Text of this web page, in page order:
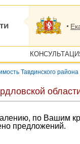
Тавдинского района
по Вашим
предложений.